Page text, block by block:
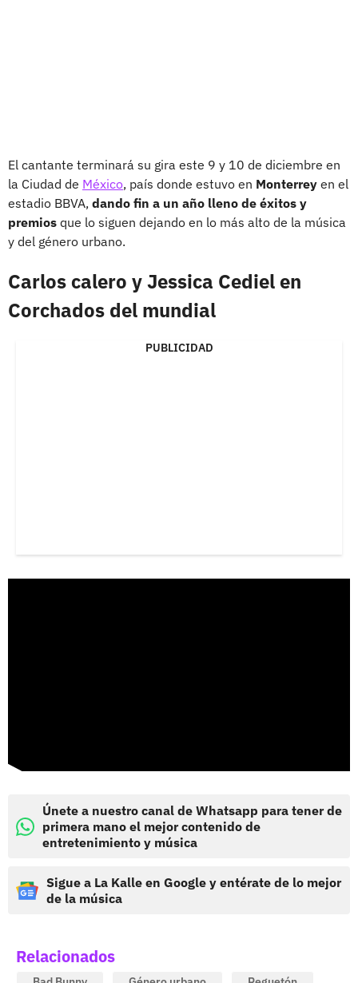
El cantante terminará su gira este 9 y 10 de diciembre en
la Ciudad de México, país donde estuvo en Monterrey en el
estadio BBVA, dando fin a un año lleno de éxitos y
premios que lo siguen dejando en lo más alto de la música
y del género urbano.
Carlos calero y Jessica Cediel en
Corchados del mundial
PUBLICIDAD
Únete a nuestro canal de Whatsapp para tener de
primera mano el mejor contenido de
entretenimiento y música
Sigue a La Kalle en Google y entérate de lo mejor
de la música
Relacionados